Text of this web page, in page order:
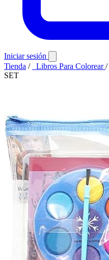
Iniciar sesión
Tienda / Libros Para Colorear/
SET